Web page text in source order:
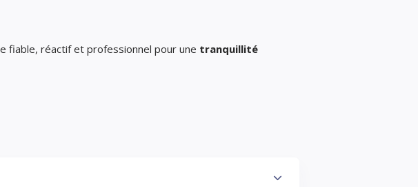
fiable, réactif et professionnel pour une tranquillité